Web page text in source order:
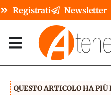
Registrati Newsletter
QUESTO ARTICOLO HA PIÙ